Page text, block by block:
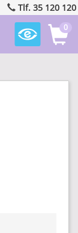
Tlf. 35 120 120
0